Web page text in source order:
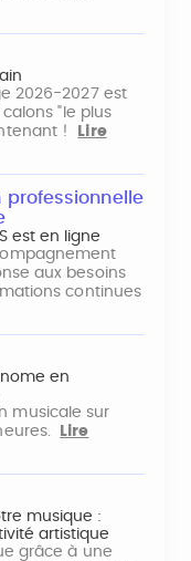
2026-2027 est
calons "le plus
!
Lire
professionnelle
est en ligne
aux besoins
continues
en
musicale sur
Lire
musique :
artistique
grâce à une